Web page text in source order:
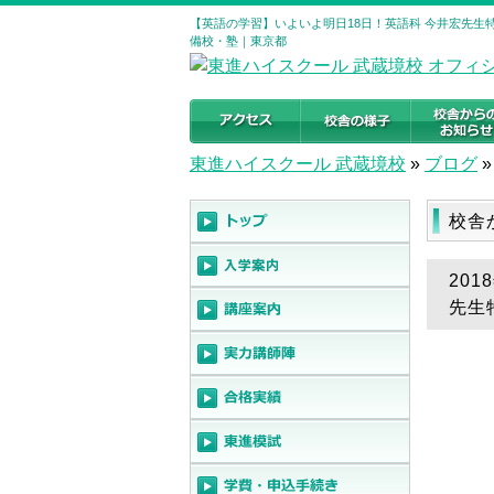
【英語の学習】いよいよ明日18日！英語科 今井宏先
備校・塾｜東京都
東進ハイスクール 武蔵境校 » ブログ »
校舎
先生